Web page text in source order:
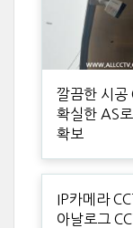
깔끔한 시공
확실한 AS
확보
IP카메라
아날로그